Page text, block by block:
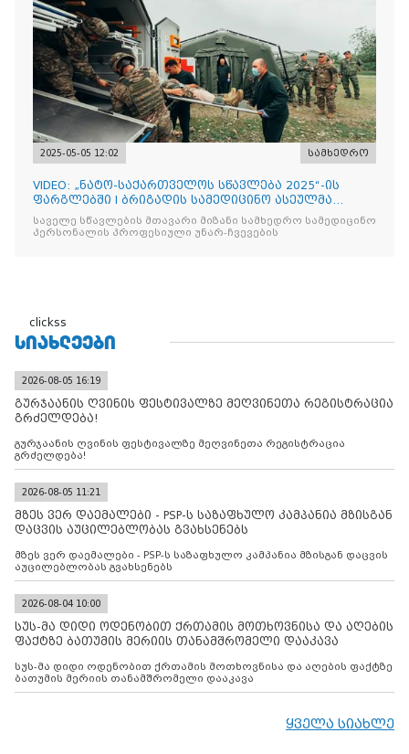
2025-05-05 12:02 სამხედრო
VIDEO: „ნატო-საქართველოს სწავლება 2025“-ის
ფარგლებში I ბრიგადის სამედიცინო ასეულმა
საველე ჰოსპიტალის
საველე სწავლების მთავარი მიზანი სამხედრო სამედიცინო
პერსონალის პროფესიული უნარ-ჩვევების
clickss
ᲡᲘᲐᲮᲚᲔᲔᲑᲘ
2026-08-05 16:19
გურჯაანის ღვინის ფესტივალზე მეღვინეთა რეგისტრაცია
გრძელდება!
გურჯაანის ღვინის ფესტივალზე მეღვინეთა რეგისტრაცია
გრძელდება!
2026-08-05 11:21
მზეს ვერ დაემალები - PSP-ს საზაფხულო კამპანია მზისგან
დაცვის აუცილებლობას გვახსენებს
მზეს ვერ დაემალები - PSP-ს საზაფხულო კამპანია მზისგან დაცვის
აუცილებლობას გვახსენებს
2026-08-04 10:00
სუს-მა დიდი ოდენობით ქრთამის მოთხოვნისა და აღების
ფაქტზე ბათუმის მერიის თანამშრომელი დააკავა
სუს-მა დიდი ოდენობით ქრთამის მოთხოვნისა და აღების ფაქტზე
ბათუმის მერიის თანამშრომელი დააკავა
ყველა სიახლე